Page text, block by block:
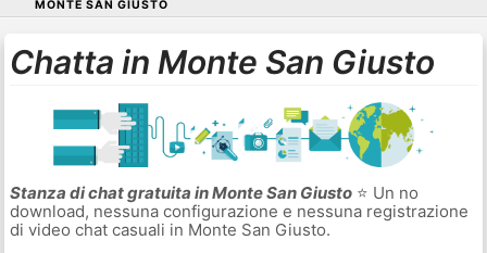
MONTE SAN GIUSTO
Chatta in Monte San Giusto
Stanza di chat gratuita in Monte San Giusto⭐ Un no
download, nessuna configurazione e nessuna registrazione
di video chat casuali in Monte San Giusto.